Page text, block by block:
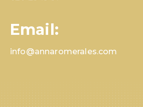
Email:
info@annaromerales.com